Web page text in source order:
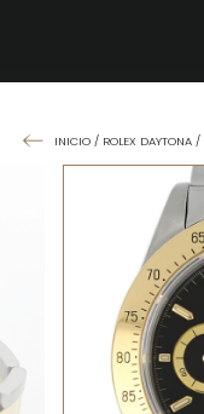
INICIO / ROLEX DAYTONA /